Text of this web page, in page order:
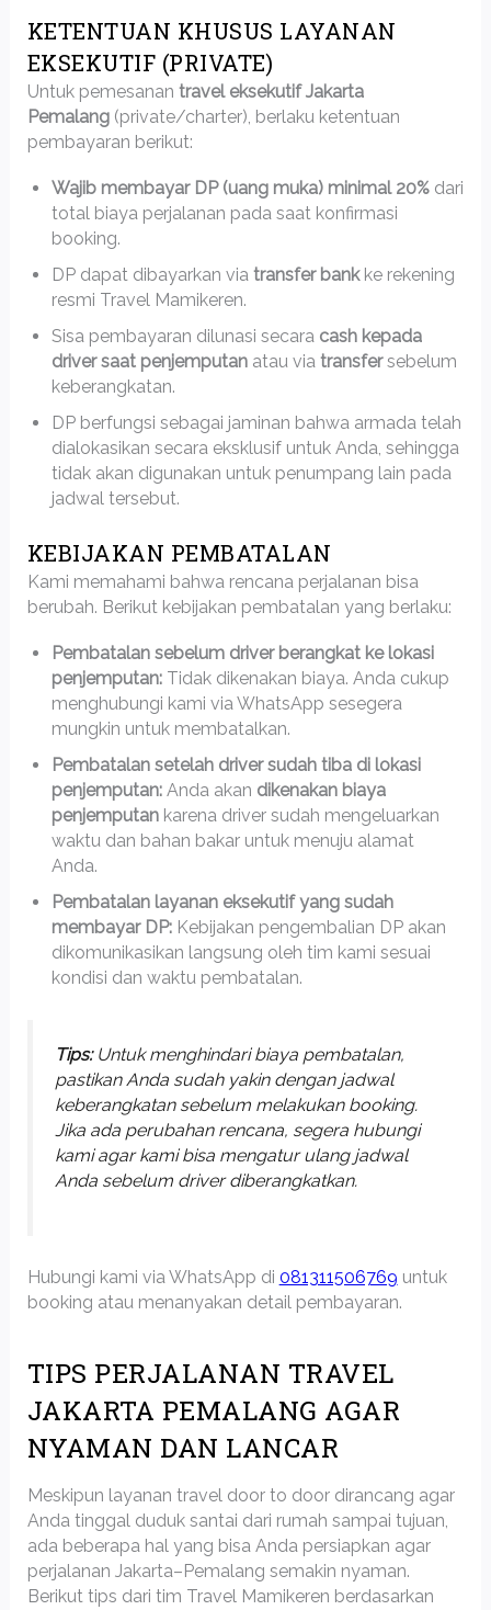
KETENTUAN KHUSUS LAYANAN
EKSEKUTIF (PRIVATE)
Untuk pemesanan travel eksekutif Jakarta
Pemalang(private/charter), berlaku ketentuan
pembayaran berikut:
Wajib membayar DP (uang muka) minimal 20%dari
total biaya perjalanan pada saat konfirmasi
booking.
DP dapat dibayarkan via transfer bankke rekening
resmi Travel Mamikeren.
Sisa pembayaran dilunasi secara cash kepada
driver saat penjemputanatau via transfersebelum
keberangkatan.
DP berfungsi sebagai jaminan bahwa armada telah
dialokasikan secara eksklusif untuk Anda, sehingga
tidak akan digunakan untuk penumpang lain pada
jadwal tersebut.
KEBIJAKAN PEMBATALAN
Kami memahami bahwa rencana perjalanan bisa
berubah. Berikut kebijakan pembatalan yang berlaku:
Pembatalan sebelum driver berangkat ke lokasi
penjemputan:Tidak dikenakan biaya. Anda cukup
menghubungi kami via WhatsApp sesegera
mungkin untuk membatalkan.
Pembatalan setelah driver sudah tiba di lokasi
penjemputan:Anda akan dikenakan biaya
penjemputankarena driver sudah mengeluarkan
waktu dan bahan bakar untuk menuju alamat
Anda.
Pembatalan layanan eksekutif yang sudah
membayar DP:Kebijakan pengembalian DP akan
dikomunikasikan langsung oleh tim kami sesuai
kondisi dan waktu pembatalan.
Tips:Untuk menghindari biaya pembatalan,
pastikan Anda sudah yakin dengan jadwal
keberangkatan sebelum melakukan booking.
Jika ada perubahan rencana, segera hubungi
kami agar kami bisa mengatur ulang jadwal
Anda sebelum driver diberangkatkan.
Hubungi kami via WhatsApp di 081311506769 untuk
booking atau menanyakan detail pembayaran.
TIPS PERJALANAN TRAVEL
JAKARTA PEMALANG AGAR
NYAMAN DAN LANCAR
Meskipun layanan travel door to door dirancang agar
Anda tinggal duduk santai dari rumah sampai tujuan,
ada beberapa hal yang bisa Anda persiapkan agar
perjalanan Jakarta–Pemalang semakin nyaman.
Berikut tips dari tim Travel Mamikeren berdasarkan